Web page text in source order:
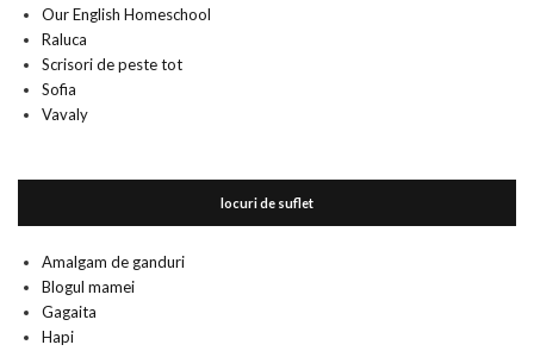
Our English Homeschool
Raluca
Scrisori de peste tot
Sofia
Vavaly
locuri de suflet
Amalgam de ganduri
Blogul mamei
Gagaita
Hapi